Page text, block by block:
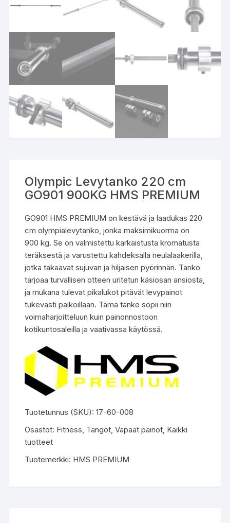
Olympic Levytanko 220 cm
GO901 900KG HMS PREMIUM
GO901 HMS PREMIUM on kestävä ja laadukas 220
cm olympialevytanko, jonka maksimikuorma on
900 kg. Se on valmistettu karkaistusta kromatusta
teräksestä ja varustettu kahdeksalla neulalaakerilla,
jotka takaavat sujuvan ja hiljaisen pyörinnän. Tanko
tarjoaa turvallisen otteen uritetun käsiosan ansiosta,
ja mukana tulevat pikalukot pitävät levypainot
tukevasti paikoillaan. Tämä tanko sopii niin
voimaharjoitteluun kuin painonnostoon
kotikuntosaleilla ja vaativassa käytössä.
Tuotetunnus (SKU):17-60-008
Osastot: Fitness, Tangot,Vapaat painot, Kaikki
tuotteet
Tuotemerkki: HMS PREMIUM